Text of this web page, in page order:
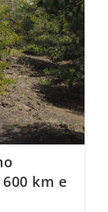
km e